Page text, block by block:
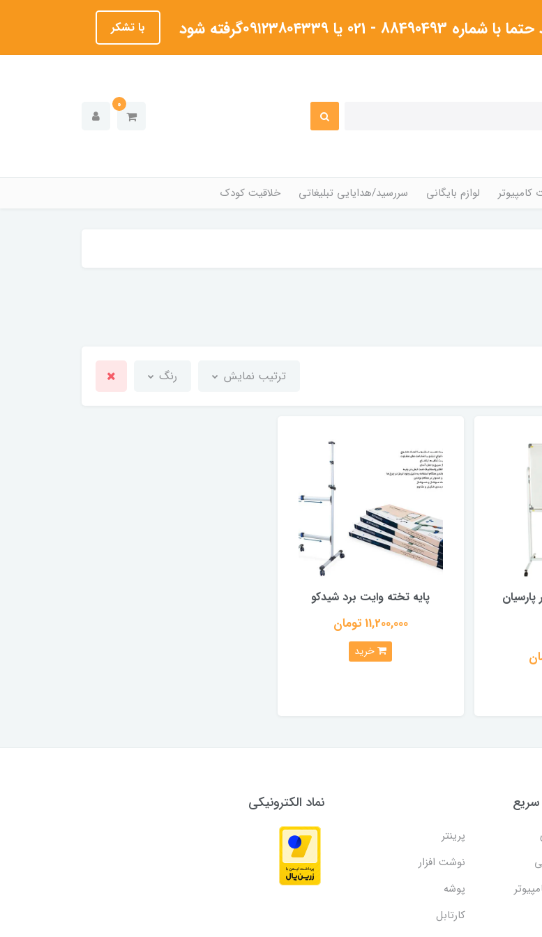
شود با تشکر
0
کامپیوتر لوازم بایگانی سررسید/هدایایی تبلیغاتی خلاقیت کودک
ترتیب نمایش رنگ
پایه تخته وایت برد شیدکو
11,200,000 تومان
خرید
پرینتر
نوشت افزار
پوشه
کارتابل
نماد الکترونیکی